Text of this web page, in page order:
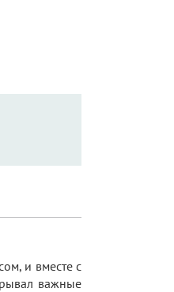
и вместе с
важные